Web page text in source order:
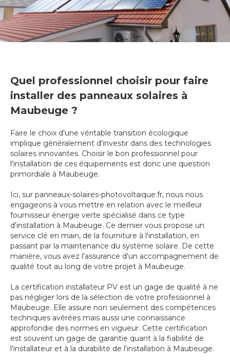
Quel professionnel choisir pour faire
installer des panneaux solaires à
Maubeuge ?
Faire le choix d'une véritable transition écologique
implique généralement d'investir dans des technologies
solaires innovantes. Choisir le bon professionnel pour
l'installation de ces équipements est donc une question
primordiale à Maubeuge.
Ici, sur panneaux-solaires-photovoltaique.fr, nous nous
engageons à vous mettre en relation avec le meilleur
fournisseur énergie verte spécialisé dans ce type
d'installation à Maubeuge. Ce dernier vous propose un
service clé en main, de la fourniture à l'installation, en
passant par la maintenance du système solaire. De cette
manière, vous avez l'assurance d'un accompagnement de
qualité tout au long de votre projet à Maubeuge.
La certification installateur PV est un gage de qualité à ne
pas négliger lors de la sélection de votre professionnel à
Maubeuge. Elle assure non seulement des compétences
techniques avérées mais aussi une connaissance
approfondie des normes en vigueur. Cette certification
est souvent un gage de garantie quant à la fiabilité de
l'installateur et à la durabilité de l'installation à Maubeuge.